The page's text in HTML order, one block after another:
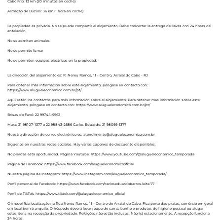
Cabo Frio: 13 km (20 minutos en coche)
Armação de Búzios: 36 km (1 hora en coche)
La propiedad es privada. No se puede compartir el alojamiento. Debe concertar la entrega de llaves con 24 horas de
antelación.
No se admiten animales
No se permite fumar
No se permiten equipos eléctricos en la propiedad.
La dirección del alojamiento es: R. Nereu Ramos, 11 - Centro, Arraial do Cabo - RJ
Para obtener más información sobre este alojamiento, póngase en contacto con:
https://www.alugueleconomico.com.br/pt/
Aquí están los contactos para más información sobre el alojamiento: Para obtener más información sobre este
alojamiento, póngase en contacto con: https://www.alugueleconomico.com.br/pt/
Brisas do Farol: 22 99744-9962
Mara: 21 98107-1377 o 22 98843-2686 Carlos Eduardo: 21 98099-1377
Nuestra dirección de correo electrónico es: atendimento@alugueleconomico.com.br
Síguenos en nuestras redes sociales. Hay varios cupones de descuento disponibles.
No pierdas esta oportunidad. Página Youtube: https://www.youtube.com/@alugueleconomico_temporada
Página de Facebook: https://www.facebook.com/alugueleconomicooficial
Nuestra página de Instagram: https://www.instagram.com/alugueleconomico_temporada/
Perfil personal de Facebook: https://www.facebook.com/carloseduardobarros.leite.77
Perfil de TikTok: https://www.tiktok.com/@alugueleconomico_oficial
O imóvel fica localização na Rua Nereu Ramos, 11 - Centro de Arraial do Cabo. Fica perto das praias, comércio em geral
em local bem tranquilo. O hóspede deverá levar roupa de cama, banho e produtos de higiene pessoal ou alugar
estes itens na recepção da propriedade. Refeições não estão inclusas. Não há estacionamento. A recepção funciona
24 horas.